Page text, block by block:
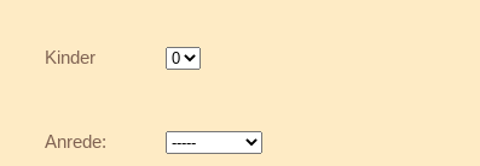
Kinder
Anrede: